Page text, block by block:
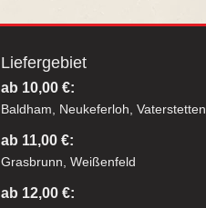
Liefergebiet
ab 10,00 €:
Baldham, Neukeferloh, Vaterstetten
ab 11,00 €:
Grasbrunn, Weißenfeld
ab 12,00 €: